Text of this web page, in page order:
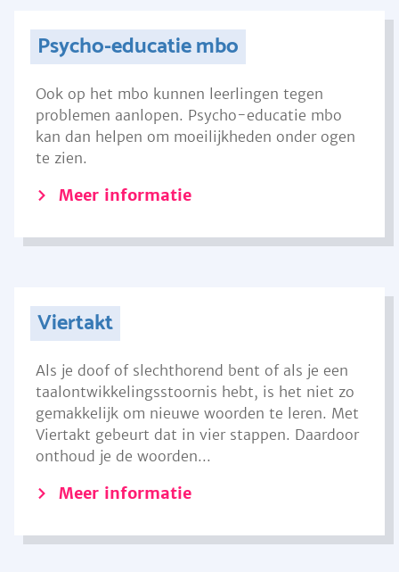
Psycho-educatie mbo
Ook op het mbo kunnen leerlingen tegen
problemen aanlopen. Psycho-educatie mbo
kan dan helpen om moeilijkheden onder ogen
te zien.
Meer informatie
Viertakt
Als je doof of slechthorend bent of als je een
taalontwikkelingsstoornis hebt, is het niet zo
gemakkelijk om nieuwe woorden te leren. Met
Viertakt gebeurt dat in vier stappen. Daardoor
onthoud je de woorden...
Meer informatie